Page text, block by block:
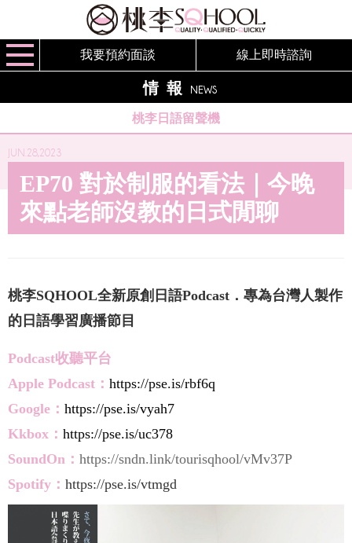
我要預約面談 線上即時諮詢
情報 NEWS
桃李日語留聲機
JUN.28,2023
EP70 對於制服的看法｜今晚
來點老師沒教的日式閒聊
桃李SQHOOL全新原創日語Podcast．專為台灣人製作
的日語學習廣播節目
Podcast收聽平台
Apple Podcast： https://pse.is/rbf6q
Google： https://pse.is/vyah7
Kkbox： https://pse.is/uc378
SoundOn： https://sndn.link/tourisqhool/vMv37P
Spotify： https://pse.is/vtmgd